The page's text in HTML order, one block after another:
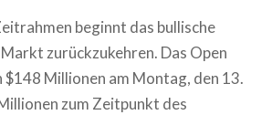
beginnt das bullische
zurückzukehren. Das Open
Millionen am Montag, den 13.
zum Zeitpunkt des